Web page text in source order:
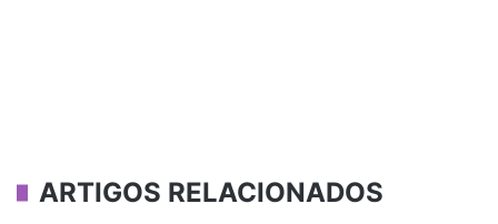
ARTIGOS RELACIONADOS